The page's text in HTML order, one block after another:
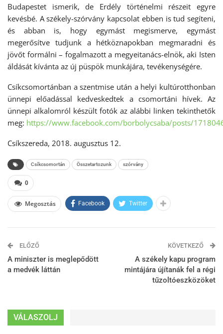
Budapestet ismerik, de Erdély történelmi részeit egyre
kevésbé. A székely-szórvány kapcsolat ebben is tud segíteni,
és abban is, hogy egymást megismerve, egymást
megerősítve tudjunk a hétköznapokban megmaradni és
jövőt formálni – fogalmazott a megyeitanács-elnök, aki Isten
áldását kívánta az új püspök munkájára, tevékenységére.
Csíkcsomortánban a szentmise után a helyi kultúrotthonban
ünnepi előadással kedveskedtek a csomortáni hívek. Az
ünnepi alkalomról készült fotók az alábbi linken tekinthetők
meg: https://www.facebook.com/borbolycsaba/posts/
Csíkszereda, 2018. augusztus 12.
Csíkcsomortán Összetartozunk szórvány
0
Megosztás Facebook Twitter
ELŐZŐ
A miniszter is meglepődött
a medvék láttán
KÖVETKEZŐ
A székely kapu program
mintájára újítanák fel a régi
tűzoltóeszközöket
VÁLASZOLJ